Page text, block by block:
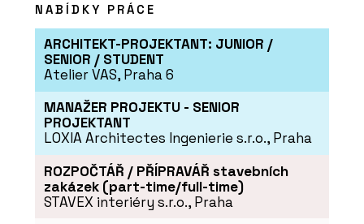
NABÍDKY PRÁCE
ARCHITEKT-PROJEKTANT: JUNIOR /
SENIOR / STUDENT
Atelier VAS, Praha 6
MANAŽER PROJEKTU - SENIOR
PROJEKTANT
LOXIA Architectes Ingenierie s.r.o., Praha
ROZPOČTÁŘ / PŘÍPRAVÁŘ stavebních
zakázek (part-time/full-time)
STAVEX interiéry s.r.o., Praha